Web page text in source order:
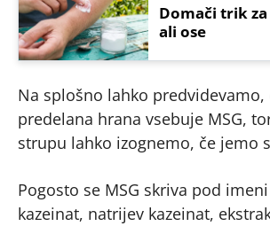
Domači trik
ali ose
Na splošno lahko predvidevamo,
predelana hrana vsebuje MSG,
strupu lahko izognemo, če jemo
Pogosto se MSG skriva pod
kazeinat, natrijev kazeinat,